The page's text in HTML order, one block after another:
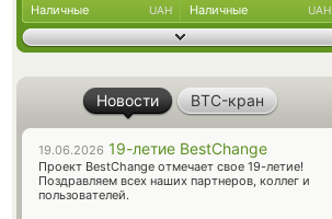
Наличные UAH Наличные UAH
Новости BTC-кран
19.06.2026 19-летие BestChange
Проект BestChange отмечает свое 19-летие!
Поздравляем всех наших партнеров, коллег и
пользователей.